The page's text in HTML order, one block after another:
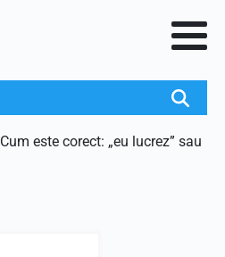
Cum este corect: „eu lucrez” sau